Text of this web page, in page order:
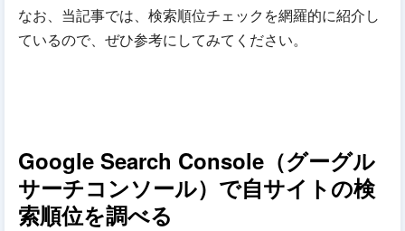
なお、当記事では、検索順位チェックを網羅的に紹介し
ているので、ぜひ参考にしてみてください。
Google Search Console（グーグル
サーチコンソール）で自サイトの検
索順位を調べる